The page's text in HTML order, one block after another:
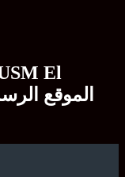
El